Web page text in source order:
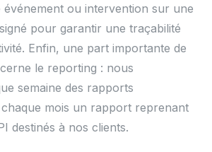
événement ou intervention sur une
pour garantir une traçabilité
Enfin, une part importante de
le reporting : nous
semaine des rapports
chaque mois un rapport reprenant
destinés à nos clients.